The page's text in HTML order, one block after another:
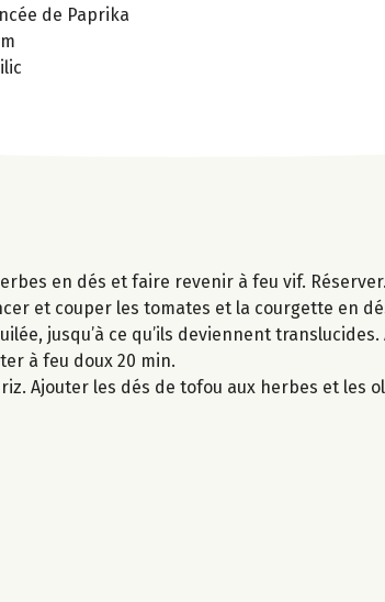
de Paprika
en dés et faire revenir à feu vif. Réserver.
et couper les tomates et la courgette en
jusqu’à ce qu’ils deviennent translucides.
à feu doux 20 min.
Ajouter les dés de tofou aux herbes et les